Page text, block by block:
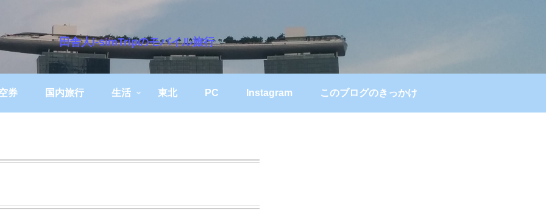
田舎人i-simTripのモバイル旅行
券 国内旅行 生活 東北 PC Instagram このブログのきっかけ